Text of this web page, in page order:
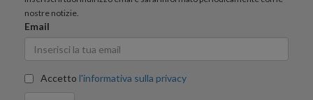
nostre notizie.
Email
Accetto l'informativa sulla privacy